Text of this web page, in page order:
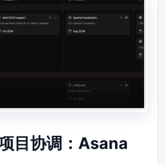
目协调：Asana